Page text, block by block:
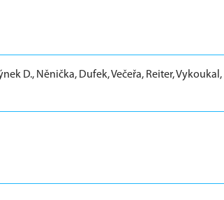
D., Něnička, Dufek, Večeřa, Reiter,